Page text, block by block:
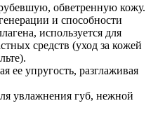
обветренную кожу.
и способности
используется для
средств (уход за кожей
ее упругость, разглаживая
увлажнения губ, нежной